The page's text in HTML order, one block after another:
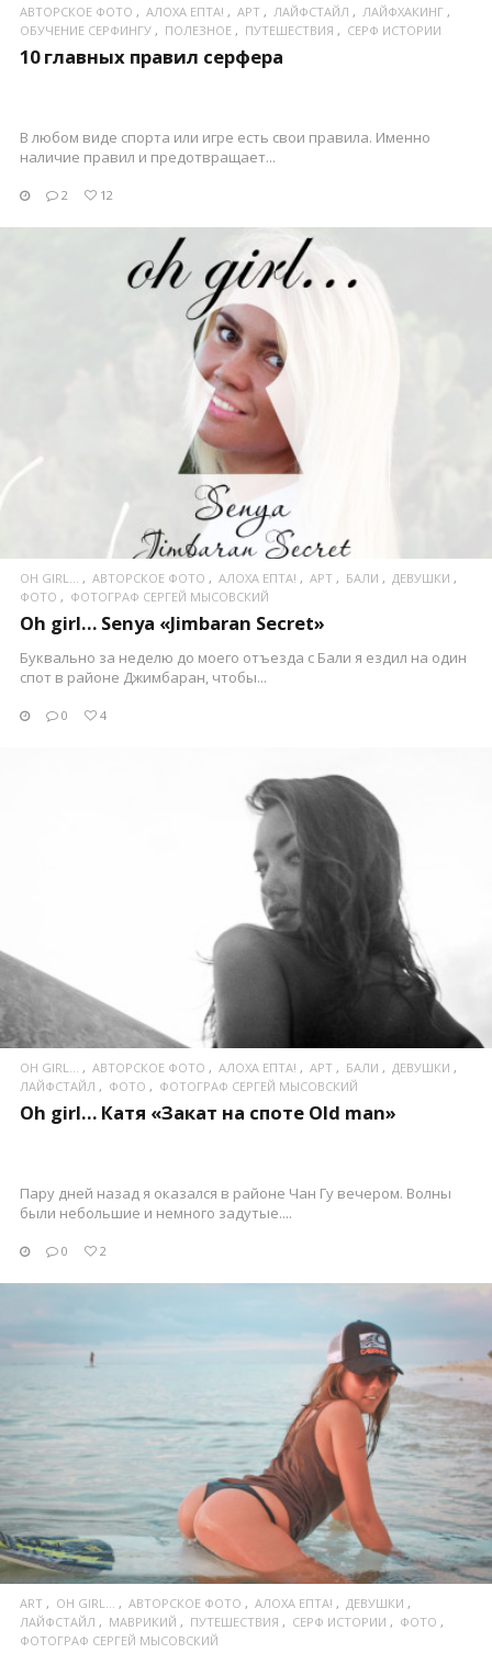
АВТОРСКОЕ ФОТО АЛОХА ЕПТА! АРТ ЛАЙФСТАЙЛ
ЛАЙФХАКИНГ
ОБУЧЕНИЕ СЕРФИНГУ
ПОЛЕЗНОЕ ПУТЕШЕСТВИЯ СЕРФ ИСТОРИИ
10 главных правил серфера
В любом виде спорта или игре есть свои правила. Именно
наличие правил и предотвращает...
2 12
ПОСМОТРЕТЬ
OH GIRL... АВТОРСКОЕ ФОТО АЛОХА ЕПТА! АРТ БАЛИ
ДЕВУШКИ
ФОТО
ФОТОГРАФ СЕРГЕЙ МЫСОВСКИЙ
Oh girl… Senya «Jimbaran Secret»
Буквально за неделю до моего отъезда с Бали я ездил на один
спот в районе Джимбаран, чтобы...
0 4
ПОСМОТРЕТЬ
OH GIRL... АВТОРСКОЕ ФОТО АЛОХА ЕПТА! АРТ БАЛИ
ДЕВУШКИ
ЛАЙФСТАЙЛ
ФОТО ФОТОГРАФ СЕРГЕЙ МЫСОВСКИЙ
Oh girl… Катя «Закат на споте Old man»
Пару дней назад я оказался в районе Чан Гу вечером. Волны
были небольшие и немного задутые....
0 2
ПОСМОТРЕТЬ
ART OH GIRL... АВТОРСКОЕ ФОТО АЛОХА ЕПТА!
ДЕВУШКИ
ЛАЙФСТАЙЛ
МАВРИКИЙ ПУТЕШЕСТВИЯ СЕРФ ИСТОРИИ
ФОТО
ФОТОГРАФ СЕРГЕЙ МЫСОВСКИЙ